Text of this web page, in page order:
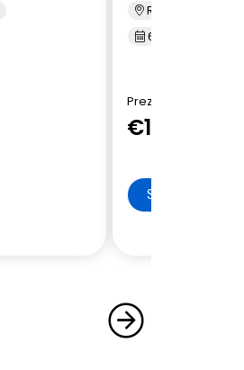
Renord Monza
6/2023
Prezzo Renord
€15.900
SCHEDA